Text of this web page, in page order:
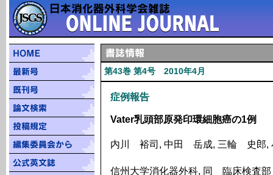
第43巻 第4号 2010年4月
症例報告
Vater乳頭部原発印環細胞癌の1例
内川 裕司, 中田 岳成, 三輪 史郎
信州大学消化器外科, 同 臨床検査部